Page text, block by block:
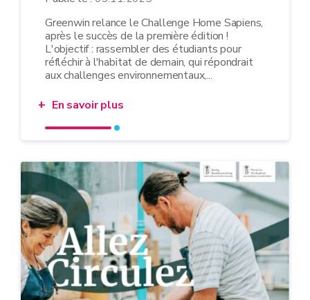
Greenwin relance le Challenge Home Sapiens,
après le succès de la première édition !
L'objectif : rassembler des étudiants pour
réfléchir à l'habitat de demain, qui répondrait
aux challenges environnementaux,...
En savoir plus